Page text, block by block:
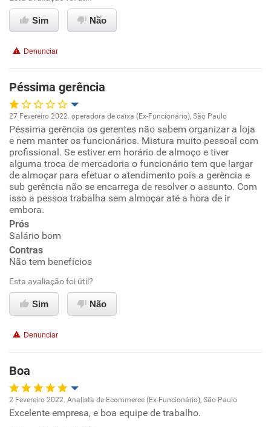
Conciliação com a vida familiar
Recomenda esta empresa
Recomenda a diretoria
Sim Não
Denunciar
Péssima gerência
Oportunidade de promoção
Ambiente de trabalho
Conciliação com a vida familiar
Benefícios
Não recomenda esta empresa
27 Fevereiro 2022. operadora de caixa (Ex-Funcionário), São Paulo
Péssima gerência os gerentes não sabem organizar a loja
e nem manter os funcionários. Mistura muito pessoal com
profissional. Se estiver em horário de almoço e tiver
alguma troca de mercadoria o funcionário tem que largar
de almoçar para efetuar o atendimento pois a gerência e
sub gerência não se encarrega de resolver o assunto. Com
isso a pessoa trabalha sem almoçar até a hora de ir
embora.
Prós
Salário bom
Contras
Não tem benefícios
Esta avaliação foi útil?
Sim Não
Denunciar
Boa
Oportunidade de promoção
2 Fevereiro 2022. Analista de Ecommerce (Ex-Funcionário), São Paulo
Excelente empresa, e boa equipe de trabalho.